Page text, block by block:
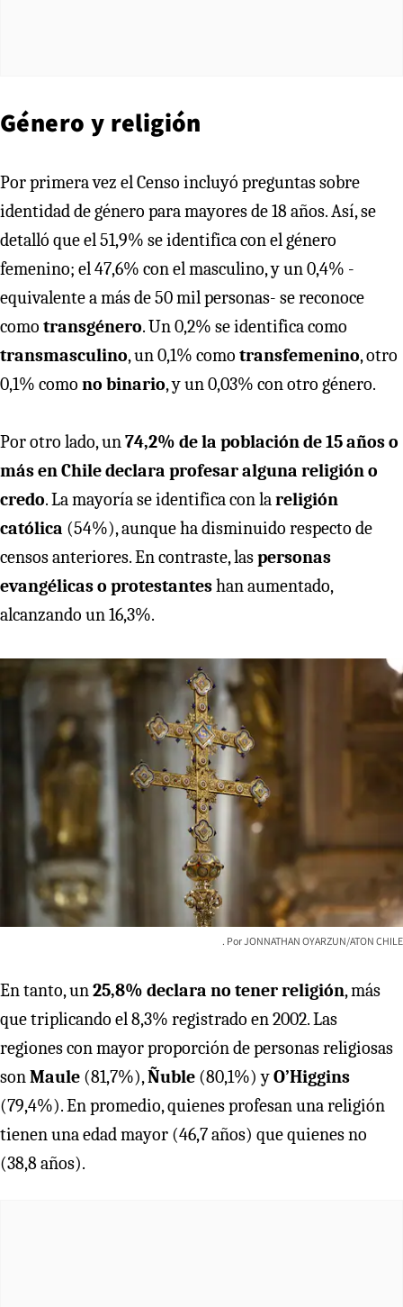
Género y religión
Por primera vez el Censo incluyó preguntas sobre
identidad de género para mayores de 18 años. Así, se
detalló que el 51,9% se identifica con el género
femenino; el 47,6% con el masculino, y un 0,4% -
equivalente a más de 50 mil personas- se reconoce
como transgénero. Un 0,2% se identifica como
transmasculino, un 0,1% como transfemenino, otro
0,1% como no binario, y un 0,03% con otro género.
Por otro lado, un 74,2% de la población de 15 años o
más en Chile declara profesar alguna religión o
credo. La mayoría se identifica con la religión
católica (54%), aunque ha disminuido respecto de
censos anteriores. En contraste, laspersonas
evangélicas o protestanteshan aumentado,
alcanzando un 16,3%.
JONNATHAN OYARZUN/ATON CHILE
En tanto, un25,8% declara no tener religión, más
que triplicando el 8,3% registrado en 2002. Las
regiones con mayor proporción de personas religiosas
sonMaule (81,7%),Ñuble (80,1%) yO’Higgins
(79,4%). En promedio, quienes profesan una religión
tienen una edad mayor (46,7 años) que quienes no
(38,8 años).